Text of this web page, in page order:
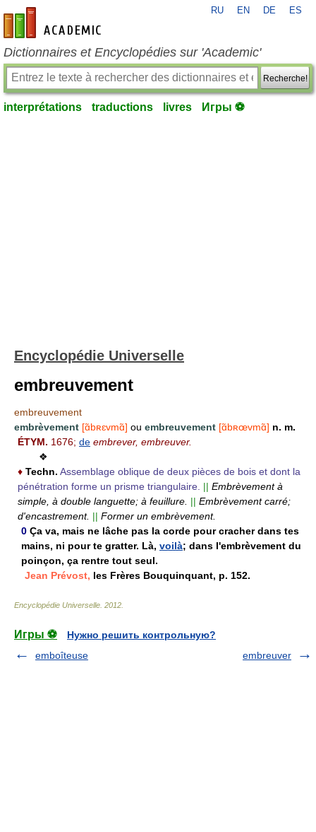
fr-academic.com
RU EN DE ES
Dictionnaires et Encyclopédies sur 'Academic'
Recherche!
interprétations traductions livres Игры ⚽
Encyclopédie Universelle
embreuvement
embreuvement
embrèvement [ɑ̃bʀɛvmɑ̃] ou embreuvement [ɑ̃bʀœvmɑ̃] n. m.
ÉTYM. 1676; de embrever, embreuver.
❖
♦ Techn. Assemblage oblique de deux pièces de bois et dont la
pénétration forme un prisme triangulaire. || Embrèvement à
simple, à double languette; à feuillure. || Embrèvement carré;
d'encastrement. || Former un embrèvement.
0 Ça va, mais ne lâche pas la corde pour cracher dans tes
mains, ni pour te gratter. Là, voilà; dans l'embrèvement du
poinçon, ça rentre tout seul.
Jean Prévost, les Frères Bouquinquant, p. 152.
Encyclopédie Universelle 2012
Игры ⚽
Нужно решить контрольную?
emboîteuse
embreuver